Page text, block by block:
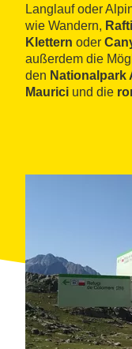
Langlauf oder
wie Wandern,
Klettern oder
außerdem die
den Nationalpark
Maurici und die
ernannt wurden,